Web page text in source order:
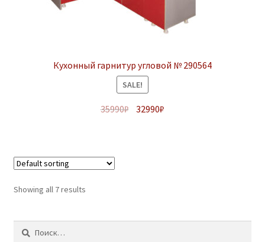
Кухонный гарнитур угловой № 290564
SALE!
35990₽ 32990₽
Showing all 7 results
Найти: